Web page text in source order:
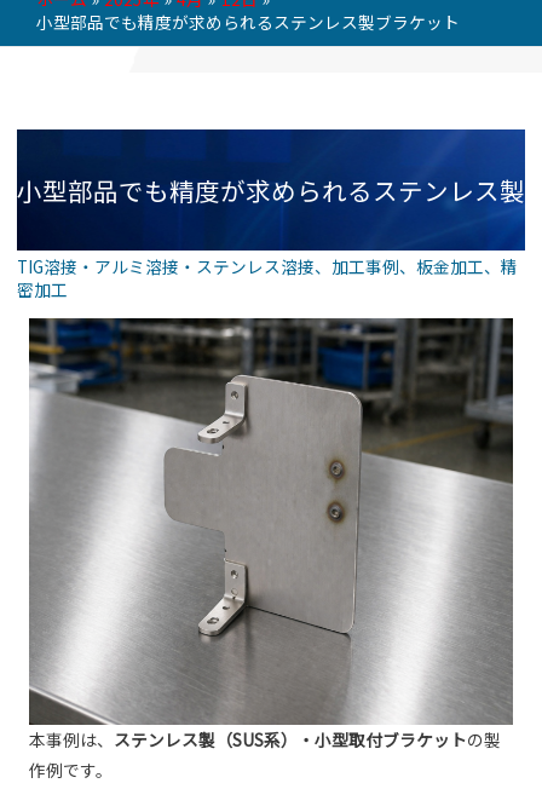
小型部品でも精度が求められるステンレス製ブラケット
小型部品でも精度が求められるステンレス製
ブラケット
TIG溶接・アルミ溶接・ステンレス溶接、 加工事例、 板金加工、 精
密加工
本事例は、 ステンレス製（SUS系）・小型取付ブラケットの製
作例です。